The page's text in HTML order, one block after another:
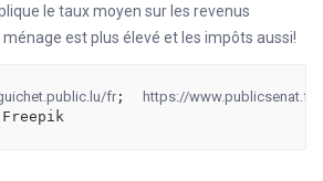
le taux moyen sur les revenus
est plus élevé et les impôts aussi!
fr ; https://www.publicsenat.fr/